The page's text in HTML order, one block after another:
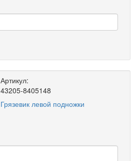
Артикул:
43205-8405148
Грязевик левой подножки